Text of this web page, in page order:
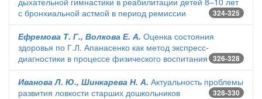
с бронхиальной астмой в период ремиссии
324-325
Ефремова Т. Г., Волкова Е. А. Оценка состояния
здоровья по Г.Л. Апанасенко как метод экспресс-
диагностики в процессе физического воспитания 326-328
Иванова Л. Ю., Шинкарева Н. А. Актуальность проблемы
развития ловкости старших дошкольников
328-330